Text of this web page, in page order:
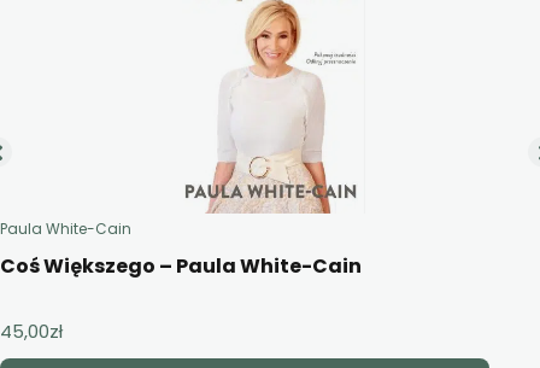
Paula White-Cain
Coś Większego – Paula White-Cain
45,00zł